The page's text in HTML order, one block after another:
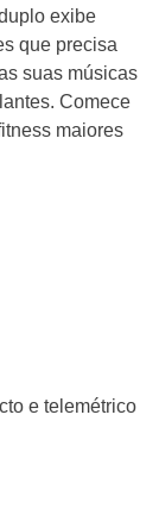
exibe
que precisa
suas músicas
Comece
maiores
e telemétrico